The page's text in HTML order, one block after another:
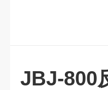
JBJ-800